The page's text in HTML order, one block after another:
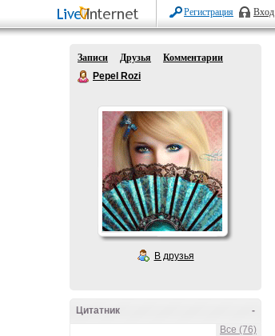
Регистрация Вход
Записи Друзья
Комментарии
Pepel Rozi
В друзья
-
Цитатник
Все (76)